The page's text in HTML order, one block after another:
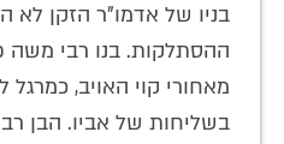
בניו של אדמו"ר הזקן לא
ההסתלקות. בנו רבי
מאחורי קוי האויב, כמרגל
בשליחות של אביו. הבן